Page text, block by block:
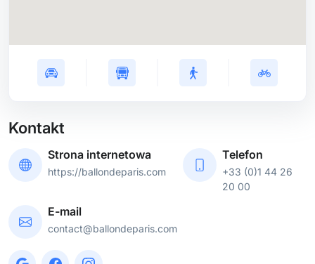
Kontakt
Strona internetowa
https://ballondeparis.com
Telefon
+33 (0)1 44 26
20 00
E-mail
contact@ballondeparis.com